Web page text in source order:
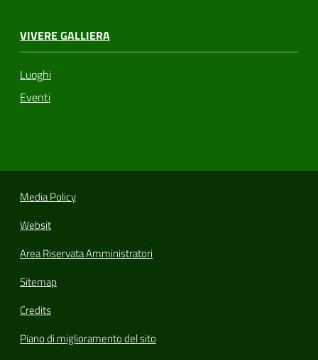
VIVERE GALLIERA
Luoghi
Eventi
Media Policy
Websit
Area Riservata Amministratori
Sitemap
Credits
Piano di miglioramento del sito